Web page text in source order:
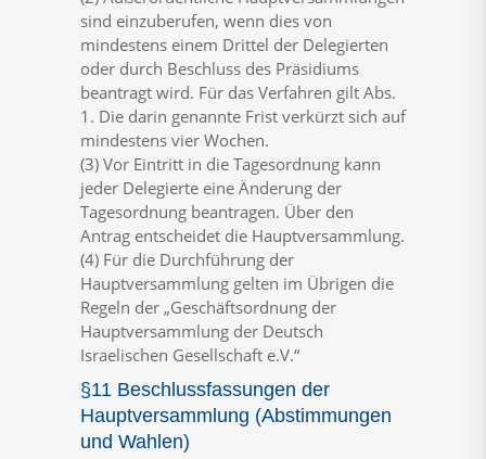
sind einzuberufen, wenn dies von
mindestens einem Drittel der Delegierten
oder durch Beschluss des Präsidiums
beantragt wird. Für das Verfahren gilt Abs.
1. Die darin genannte Frist verkürzt sich auf
mindestens vier Wochen.
(3) Vor Eintritt in die Tagesordnung kann
jeder Delegierte eine Änderung der
Tagesordnung beantragen. Über den
Antrag entscheidet die Hauptversammlung.
(4) Für die Durchführung der
Hauptversammlung gelten im Übrigen die
Regeln der „Geschäftsordnung der
Hauptversammlung der Deutsch
Israelischen Gesellschaft e.V.“
§11 Beschlussfassungen der
Hauptversammlung (Abstimmungen
und Wahlen)